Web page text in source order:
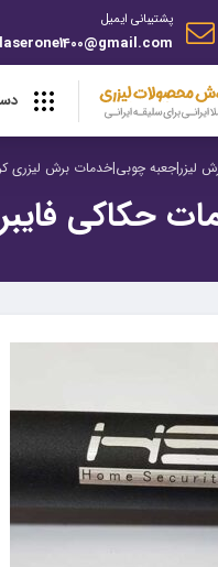
پشتیبانی ایمیل
laserone1400@gmail.com
لیزر|جعبه چوبی|خدمات برش لیزری
حکاکی